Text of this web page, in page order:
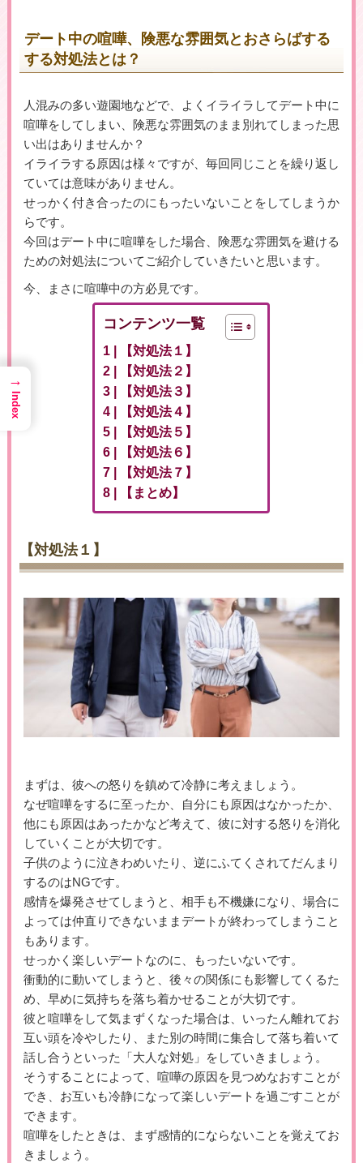
▶女性用公式HPへのリンクです
デート中の喧嘩、険悪な雰囲気とおさらばする
する対処法とは？
人混みの多い遊園地などで、よくイライラしてデート中に
喧嘩をしてしまい、険悪な雰囲気のまま別れてしまった思
い出はありませんか？
イライラする原因は様々ですが、毎回同じことを繰り返し
ていては意味がありません。
せっかく付き合ったのにもったいないことをしてしまうか
らです。
今回はデート中に喧嘩をした場合、険悪な雰囲気を避ける
ための対処法についてご紹介していきたいと思います。
今、まさに喧嘩中の方必見です。
コンテンツ一覧
【対処法１】
【対処法２】
【対処法３】
【対処法４】
【対処法５】
【対処法６】
【対処法７】
【まとめ】
【対処法１】
まずは、彼への怒りを鎮めて冷静に考えましょう。
なぜ喧嘩をするに至ったか、自分にも原因はなかったか、
他にも原因はあったかなど考えて、彼に対する怒りを消化
していくことが大切です。
子供のように泣きわめいたり、逆にふてくされてだんまり
するのはNGです。
感情を爆発させてしまうと、相手も不機嫌になり、場合に
よっては仲直りできないままデートが終わってしまうこと
もあります。
せっかく楽しいデートなのに、もったいないです。
衝動的に動いてしまうと、後々の関係にも影響してくるた
め、早めに気持ちを落ち着かせることが大切です。
彼と喧嘩をして気まずくなった場合は、いったん離れてお
互い頭を冷やしたり、また別の時間に集合して落ち着いて
話し合うといった「大人な対処」をしていきましょう。
そうすることによって、喧嘩の原因を見つめなおすことが
でき、お互いも冷静になって楽しいデートを過ごすことが
できます。
喧嘩をしたときは、まず感情的にならないことを覚えてお
きましょう。
→
Index